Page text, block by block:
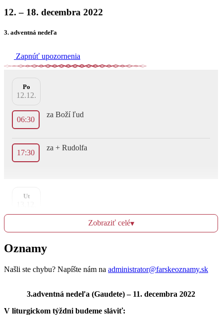
12. – 18. decembra 2022
3. adventná nedeľa
Zapnúť upozornenia
Po
12.12.
06:30
za Boží ľud
17:30
za + Rudolfa
Ut
za zdravie, Božiu pomoc, Božie vedenie pre členov
ružencového bratstva
Zobraziť celé▾
Oznamy
Našli ste chybu? Napíšte nám na administrator@farskeoznamy.sk
3.adventná nedeľa (Gaudete) – 11. decembra 2022
V liturgickom týždni budeme sláviť: